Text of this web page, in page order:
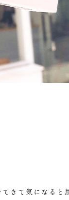
きて気になると